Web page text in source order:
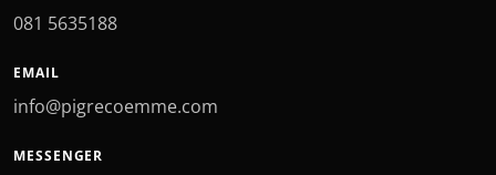
081 5635188
EMAIL
info@pigrecoemme.com
MESSENGER